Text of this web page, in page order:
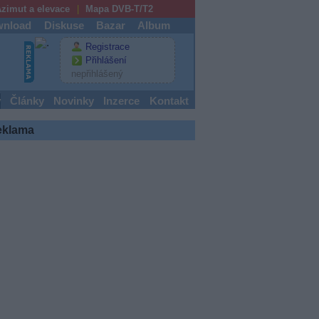
a elevace Mapa DVB-T/T2
Diskuse Bazar Album
Registrace
Přihlášení
nepřihlášený
Články Novinky Inzerce Kontakt